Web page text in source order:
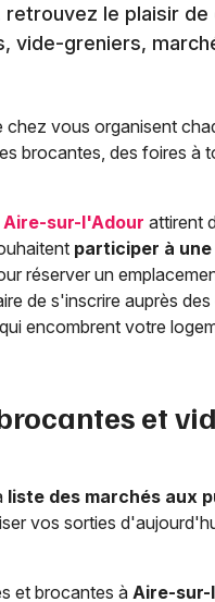
le plaisir
vide-greniers,
vous organisent
brocantes, des foires à
Aire-sur-l'Adour attirent
participer à
réserver un
de s'inscrire auprès
encombrent votre
et
liste des marchés aux
vos sorties
et brocantes à Aire-